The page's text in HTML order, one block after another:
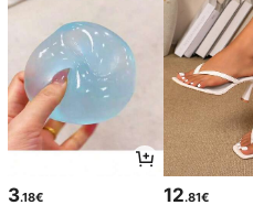
3.18€ 12.81€